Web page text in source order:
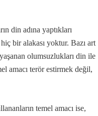
din adına yaptıkları
bir alakası yoktur. Bazı art
olumsuzlukları din ile
amacı terör estirmek değil,
temel amacı ise,